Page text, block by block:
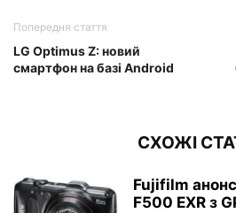
Попередня стаття
LG Optimus Z: новий
смартфон на базі Android
СХОЖІ
Fujifilm
F500 EXR з